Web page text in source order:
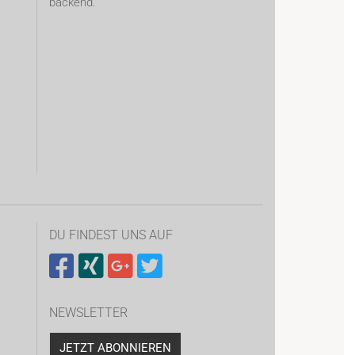
DU FINDEST UNS AUF
NEWSLETTER
JETZT ABONNIEREN